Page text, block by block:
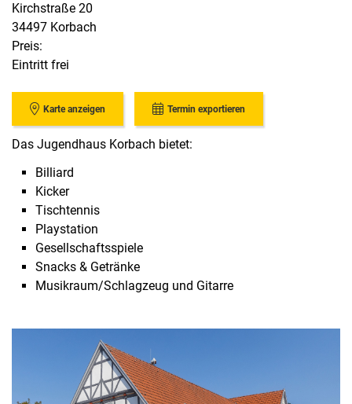
Kirchstraße 20
34497 Korbach
Preis:
Eintritt frei
Karte anzeigen Termin exportieren
Das Jugendhaus Korbach bietet:
Billiard
Kicker
Tischtennis
Playstation
Gesellschaftsspiele
Snacks & Getränke
Musikraum/Schlagzeug und Gitarre